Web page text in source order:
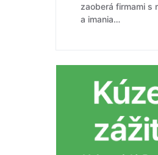
zaoberá firmami s
a imania…